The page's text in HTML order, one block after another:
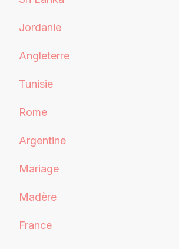
Jordanie
Angleterre
Tunisie
Rome
Argentine
Mariage
Madère
France